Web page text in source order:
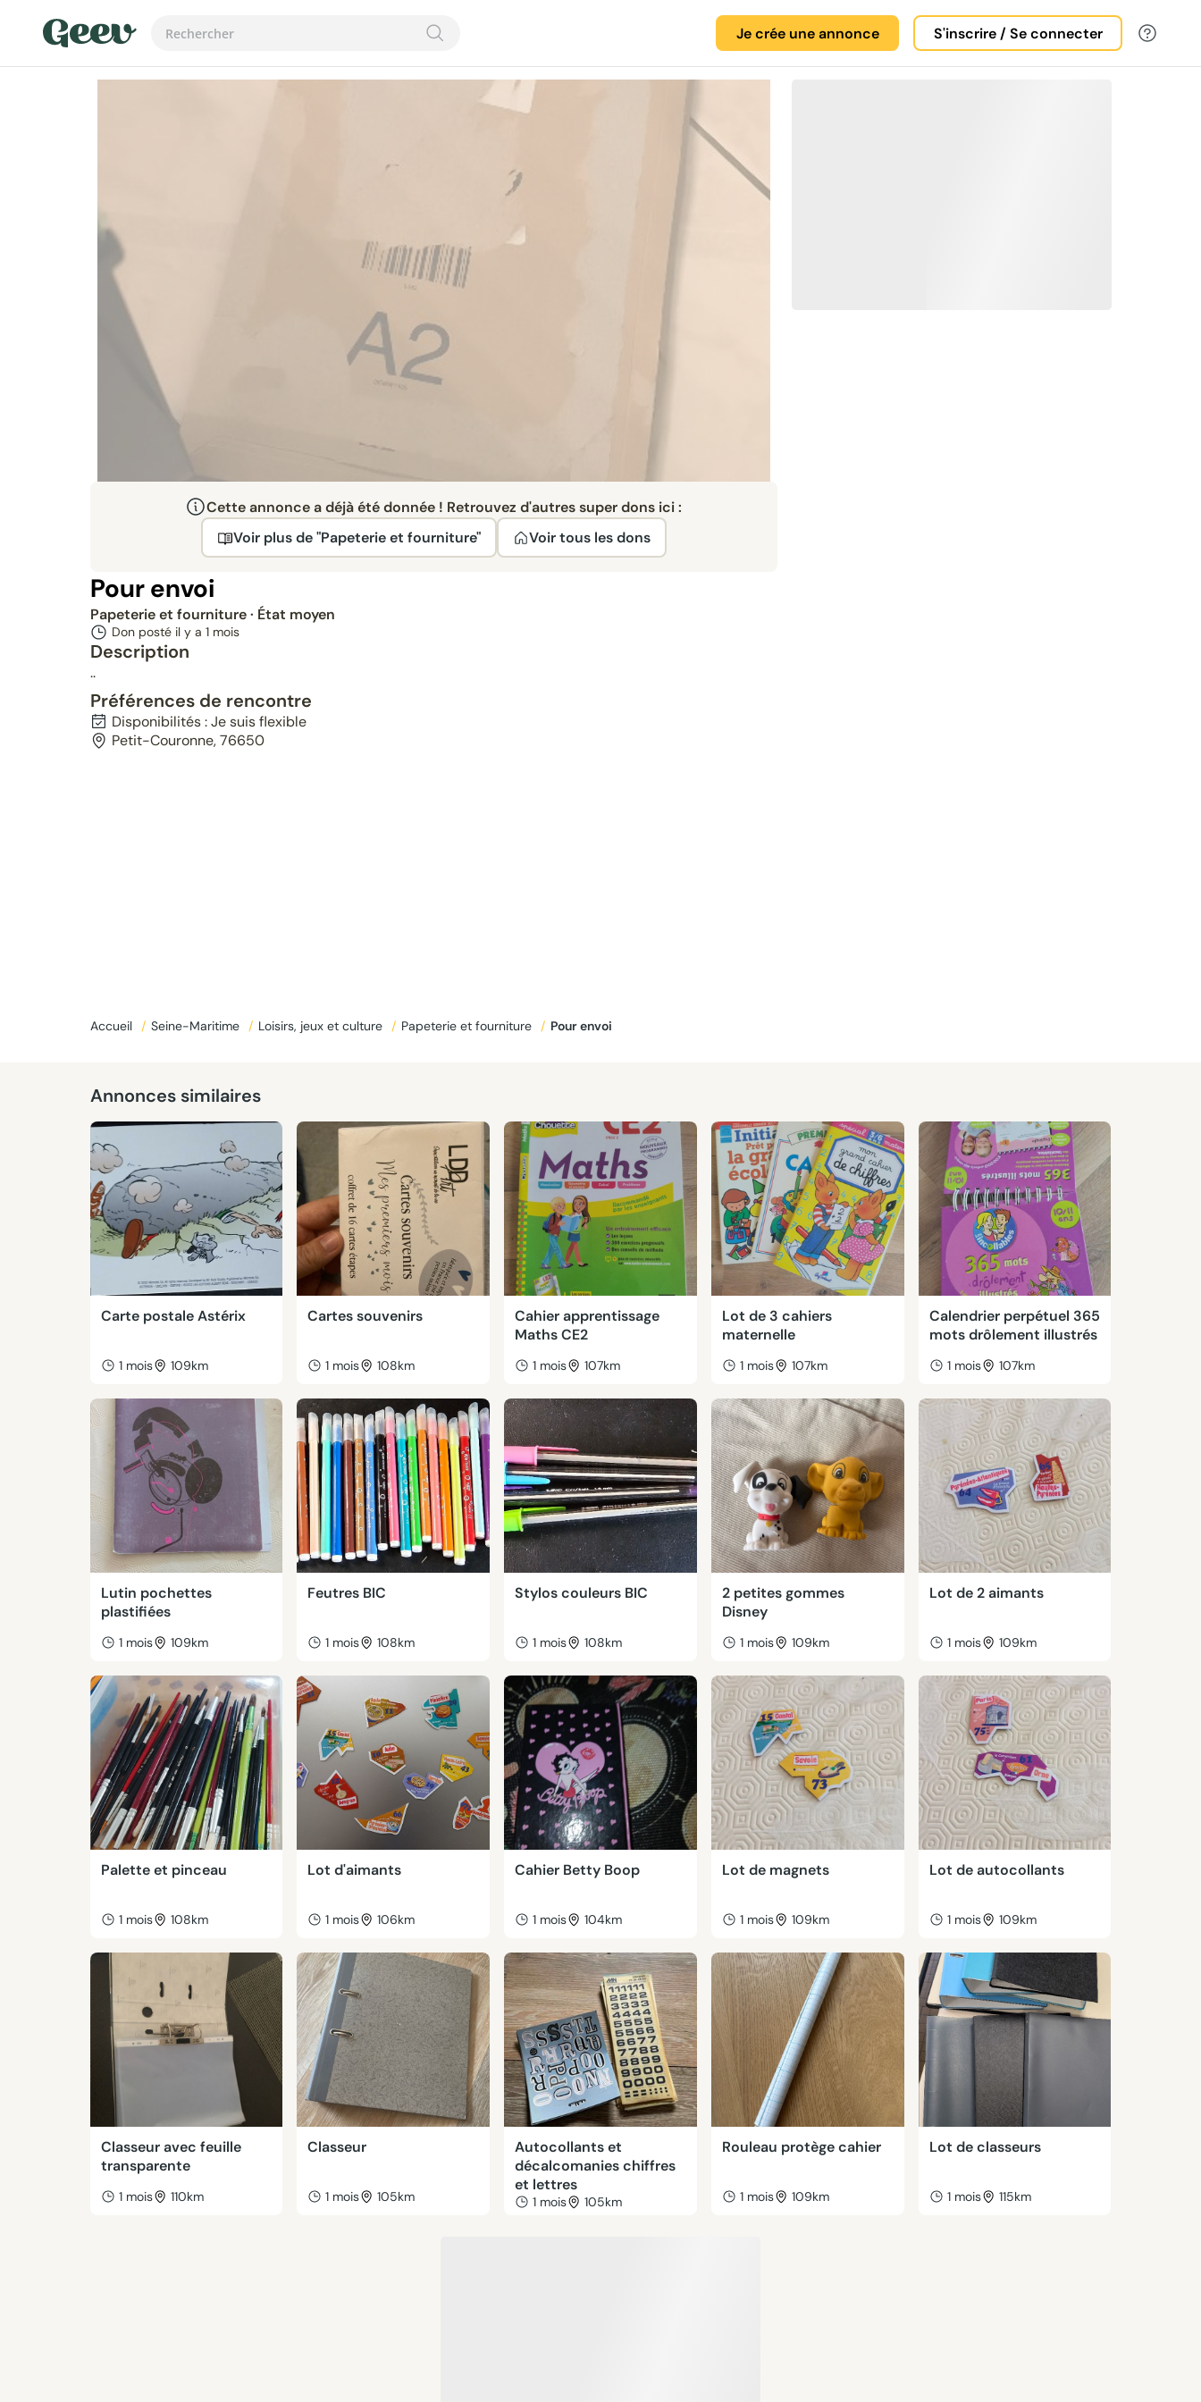
Je crée une annonce S'inscrire / Se connecter
Donné
Cette annonce a déjà été donnée ! Retrouvez d'autres super dons ici :
Voir plus de "Papeterie et fourniture"
Voir tous les dons
Pour envoi
Papeterie et fourniture· État moyen
Don posté il y a 1 mois
Description
..
Préférences de rencontre
Disponibilités : Je suis flexible
Petit-Couronne, 76650
Accueil / Seine-Maritime / Loisirs, jeux et culture / Papeterie et fourniture / Pour envoi
Annonces similaires
Carte postale Astérix
1 mois 109km
Cartes souvenirs
1 mois 108km
Cahier apprentissage
Maths CE2
1 mois 107km
Lot de 3 cahiers
maternelle
1 mois 107km
Calendrier perpétuel 365
mots drôlement illustrés
1 mois 107km
Lutin pochettes
plastifiées
1 mois 109km
Feutres BIC
1 mois 108km
Stylos couleurs BIC
1 mois 108km
2 petites gommes
Disney
1 mois 109km
Lot de 2 aimants
1 mois 109km
Palette et pinceau
1 mois 108km
Lot d'aimants
1 mois 106km
Cahier Betty Boop
1 mois 104km
Lot de magnets
1 mois 109km
Lot de autocollants
1 mois 109km
Classeur avec feuille
transparente
1 mois 110km
Classeur
1 mois 105km
Autocollants et
décalcomanies chiffres
et lettres
1 mois 105km
Rouleau protège cahier
1 mois 109km
Lot de classeurs
1 mois 115km